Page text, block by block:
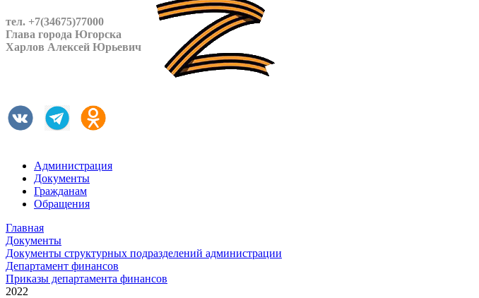
тел. +7(34675)77000
Глава города Югорска
Харлов Алексей Юрьевич
Администрация
Документы
Гражданам
Обращения
Главная
Документы
Документы структурных подразделений администрации
Департамент финансов
Приказы департамента финансов
2022